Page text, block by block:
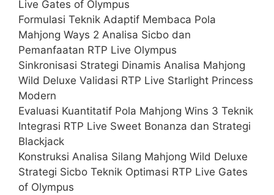
Live Gates of Olympus
Formulasi Teknik Adaptif Membaca Pola
Mahjong Ways 2 Analisa Sicbo dan
Pemanfaatan RTP Live Olympus
Sinkronisasi Strategi Dinamis Analisa Mahjong
Wild Deluxe Validasi RTP Live Starlight Princess
Modern
Evaluasi Kuantitatif Pola Mahjong Wins 3 Teknik
Integrasi RTP Live Sweet Bonanza dan Strategi
Blackjack
Konstruksi Analisa Silang Mahjong Wild Deluxe
Strategi Sicbo Teknik Optimasi RTP Live Gates
of Olympus